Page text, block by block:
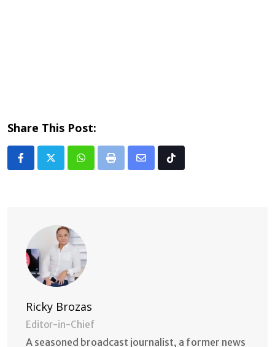
Share This Post:
Whatsapp
Print
Share Tiktok
Ricky Brozas
Editor-in-Chief
A seasoned broadcast journalist, a former news